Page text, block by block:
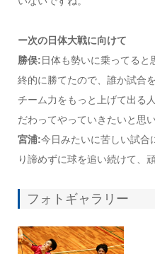
ー次の日体大戦に向けて
勝俣:日体も勢いに乗ってると
終的に勝てたので、誰か試合
チーム力をもっと上げて出る
だわってやっていきたいと思い
宮浦:今日みたいに苦しい試合
り諦めずに球を追い続けて、
フォトギャラリー